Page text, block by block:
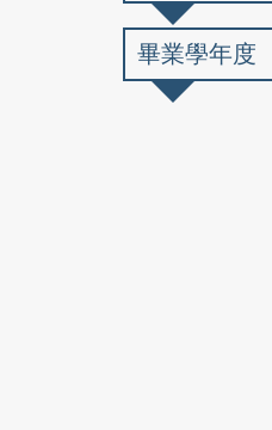
畢業學年度